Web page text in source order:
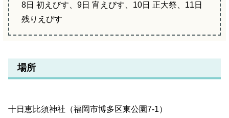
8日 初えびす、9日 宵えびす、10日 正大祭、11日
残りえびす
場所
十日恵比須神社（福岡市博多区東公園7-1）